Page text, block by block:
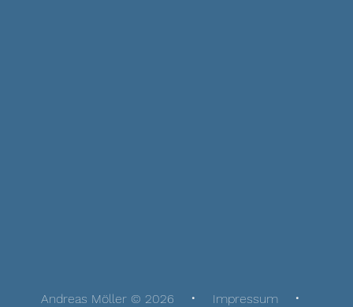
Andreas Möller © 2026 Impressum